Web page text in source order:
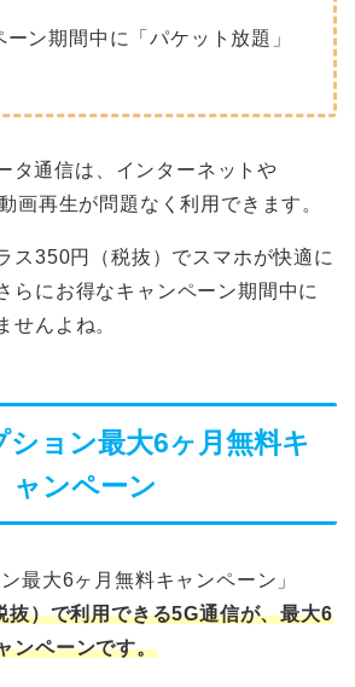
ン期間中に「パケット放題」
タ通信は、インターネットや
画再生が問題なく利用できます。
ス350円（税抜）でスマホが快適に
らにお得なキャンペーン期間中に
せんよね。
ション最大6ヶ月無料キ
ャンペーン
最大6ヶ月無料キャンペーン」
抜）で利用できる5G通信が、最大6
ンペーンです。